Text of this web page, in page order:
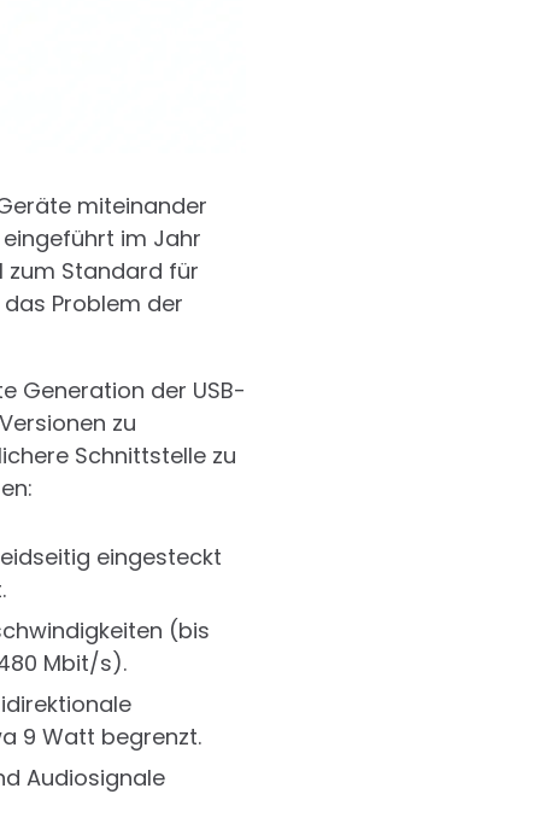
miteinander
im Jahr
zum Standard für
Problem der
Generation der USB-
zu
Schnittstelle zu
eingesteckt
(bis
Mbit/s).
9 Watt begrenzt.
Audiosignale